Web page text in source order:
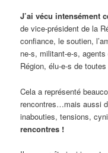
J’ai vécu intensément
de vice-président de la
confiance, le soutien,
ne-s, militant-e-s,
Région, élu-e-s de
Cela a représenté
rencontres…mais aussi
inabouties, tensions,
rencontres !